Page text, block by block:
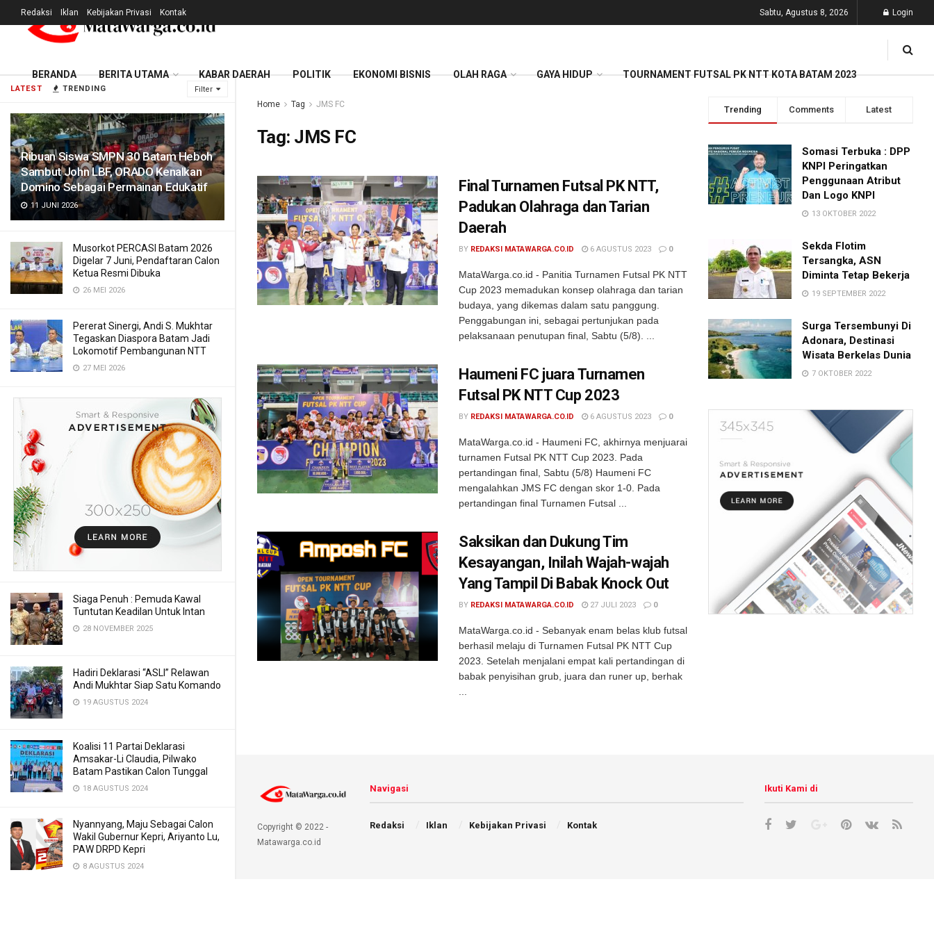
LATEST TRENDING Filter
Ribuan Siswa SMPN 30 Batam Heboh
Sambut John LBF, ORADO Kenalkan
Domino Sebagai Permainan Edukatif
11 JUNI 2026
Musorkot PERCASI Batam 2026
Digelar 7 Juni, Pendaftaran Calon
Ketua Resmi Dibuka
26 MEI 2026
Pererat Sinergi, Andi S. Mukhtar
Tegaskan Diaspora Batam Jadi
Lokomotif Pembangunan NTT
27 MEI 2026
Siaga Penuh : Pemuda Kawal
Tuntutan Keadilan Untuk Intan
28 NOVEMBER 2025
Hadiri Deklarasi “ASLI” Relawan
Andi Mukhtar Siap Satu Komando
19 AGUSTUS 2024
Koalisi 11 Partai Deklarasi
Amsakar-Li Claudia, Pilwako
Batam Pastikan Calon Tunggal
18 AGUSTUS 2024
Nyannyang, Maju Sebagai Calon
Wakil Gubernur Kepri, Ariyanto Lu,
PAW DRPD Kepri
8 AGUSTUS 2024
Redaksi Iklan Kebijakan Privasi Kontak Sabtu, Agustus 8, 2026 Login
BERANDA BERITA UTAMA KABAR DAERAH POLITIK EKONOMI BISNIS OLAH RAGA GAYA HIDUP TOURNAMENT FUTSAL PK NTT KOTA BATAM 2023
Home Tag JMS FC
Tag: JMS FC
Final Turnamen Futsal PK NTT,
Padukan Olahraga dan Tarian
Daerah
BY REDAKSI MATAWARGA.CO.ID 6 AGUSTUS 2023 0
MataWarga.co.id - Panitia Turnamen Futsal PK NTT
Cup 2023 memadukan konsep olahraga dan tarian
budaya, yang dikemas dalam satu panggung.
Penggabungan ini, sebagai pertunjukan pada
pelaksanaan penutupan final, Sabtu (5/8). ...
Haumeni FC juara Turnamen
Futsal PK NTT Cup 2023
BY REDAKSI MATAWARGA.CO.ID 6 AGUSTUS 2023 0
MataWarga.co.id - Haumeni FC, akhirnya menjuarai
turnamen Futsal PK NTT Cup 2023. Pada
pertandingan final, Sabtu (5/8) Haumeni FC
mengalahkan JMS FC dengan skor 1-0. Pada
pertandingan final Turnamen Futsal ...
Saksikan dan Dukung Tim
Kesayangan, Inilah Wajah-wajah
Yang Tampil Di Babak Knock Out
BY REDAKSI MATAWARGA.CO.ID 27 JULI 2023 0
MataWarga.co.id - Sebanyak enam belas klub futsal
berhasil melaju di Turnamen Futsal PK NTT Cup
2023. Setelah menjalani empat kali pertandingan di
babak penyisihan grub, juara dan runer up, berhak
Trending Comments Latest
Somasi Terbuka : DPP
KNPI Peringatkan
Penggunaan Atribut
Dan Logo KNPI
13 OKTOBER 2022
Sekda Flotim
Tersangka, ASN
Diminta Tetap Bekerja
19 SEPTEMBER 2022
Surga Tersembunyi Di
Adonara, Destinasi
Wisata Berkelas Dunia
7 OKTOBER 2022
Copyright © 2022 -
Matawarga.co.id
Navigasi
Redaksi Iklan Kebijakan Privasi Kontak
Ikuti Kami di